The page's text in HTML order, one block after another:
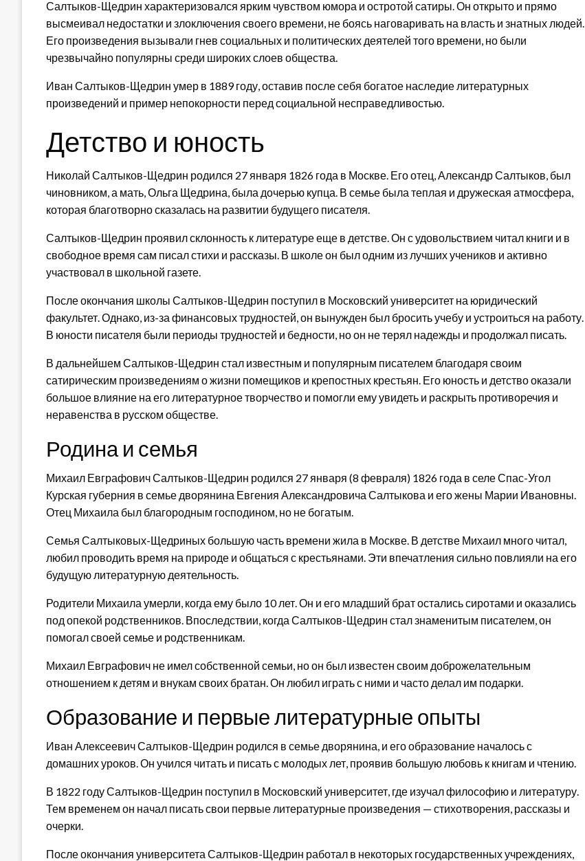
Салтыков-Щедрин характеризовался ярким чувством юмора и остротой сатиры. Он открыто и прямо
высмеивал недостатки и злоключения своего времени, не боясь наговаривать на власть и знатных людей.
Его произведения вызывали гнев социальных и политических деятелей того времени, но были
чрезвычайно популярны среди широких слоев общества.
Иван Салтыков-Щедрин умер в 1889 году, оставив после себя богатое наследие литературных
произведений и пример непокорности перед социальной несправедливостью.
Детство и юность
Николай Салтыков-Щедрин родился 27 января 1826 года в Москве. Его отец, Александр Салтыков, был
чиновником, а мать, Ольга Щедрина, была дочерью купца. В семье была теплая и дружеская атмосфера,
которая благотворно сказалась на развитии будущего писателя.
Салтыков-Щедрин проявил склонность к литературе еще в детстве. Он с удовольствием читал книги и в
свободное время сам писал стихи и рассказы. В школе он был одним из лучших учеников и активно
участвовал в школьной газете.
После окончания школы Салтыков-Щедрин поступил в Московский университет на юридический
факультет. Однако, из-за финансовых трудностей, он вынужден был бросить учебу и устроиться на работу.
В юности писателя были периоды трудностей и бедности, но он не терял надежды и продолжал писать.
В дальнейшем Салтыков-Щедрин стал известным и популярным писателем благодаря своим
сатирическим произведениям о жизни помещиков и крепостных крестьян. Его юность и детство оказали
большое влияние на его литературное творчество и помогли ему увидеть и раскрыть противоречия и
неравенства в русском обществе.
Родина и семья
Михаил Евграфович Салтыков-Щедрин родился 27 января (8 февраля) 1826 года в селе Спас-Угол
Курская губерния в семье дворянина Евгения Александровича Салтыкова и его жены Марии Ивановны.
Отец Михаила был благородным господином, но не богатым.
Семья Салтыковых-Щедриных большую часть времени жила в Москве. В детстве Михаил много читал,
любил проводить время на природе и общаться с крестьянами. Эти впечатления сильно повлияли на его
будущую литературную деятельность.
Родители Михаила умерли, когда ему было 10 лет. Он и его младший брат остались сиротами и оказались
под опекой родственников. Впоследствии, когда Салтыков-Щедрин стал знаменитым писателем, он
помогал своей семье и родственникам.
Михаил Евграфович не имел собственной семьи, но он был известен своим доброжелательным
отношением к детям и внукам своих братан. Он любил играть с ними и часто делал им подарки.
Образование и первые литературные опыты
Иван Алексеевич Салтыков-Щедрин родился в семье дворянина, и его образование началось с
домашних уроков. Он учился читать и писать с молодых лет, проявив большую любовь к книгам и чтению.
В 1822 году Салтыков-Щедрин поступил в Московский университет, где изучал философию и литературу.
Тем временем он начал писать свои первые литературные произведения — стихотворения, рассказы и
очерки.
После окончания университета Салтыков-Щедрин работал в некоторых государственных учреждениях,